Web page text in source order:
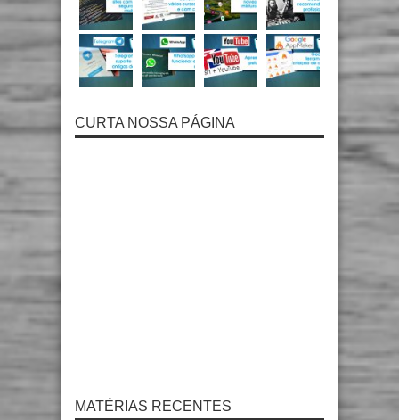
CURTA NOSSA PÁGINA
MATÉRIAS RECENTES